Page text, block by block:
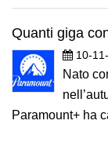
Quanti giga
10-
Nato
Paramount+ ha